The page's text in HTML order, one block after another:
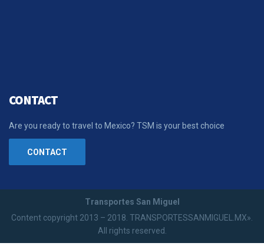
CONTACT
Are you ready to travel to Mexico? TSM is your best choice
CONTACT
Transportes San Miguel
Content copyright 2013 – 2018. TRANSPORTESSANMIGUEL.MX».
All rights reserved.